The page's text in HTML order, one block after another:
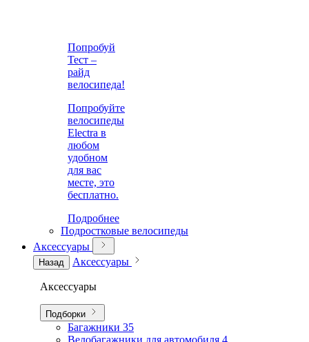
Попробуй
Тест –
райд
велосипеда!
Попробуйте
велосипеды
Electra в
любом
удобном
для вас
месте, это
бесплатно.
Подробнее
Подростковые велосипеды
Аксессуары
Назад Аксессуары
Аксессуары
Подборки
Багажники 35
Велобагажники для автомобиля 4